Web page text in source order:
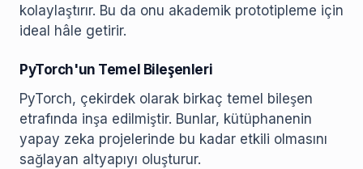
kolaylaştırır. Bu da onu akademik prototipleme için
ideal hâle getirir.
PyTorch'un Temel Bileşenleri
PyTorch, çekirdek olarak birkaç temel bileşen
etrafında inşa edilmiştir. Bunlar, kütüphanenin
yapay zeka projelerinde bu kadar etkili olmasını
sağlayan altyapıyı oluşturur.